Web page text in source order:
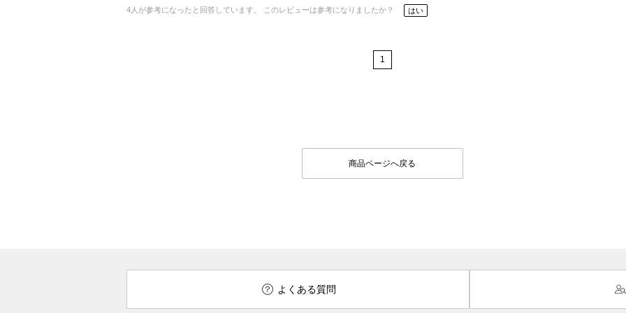
4 人が参考になったと回答しています。 このレビューは参考になりましたか？ はい
1
商品ページへ戻る
よくある質問